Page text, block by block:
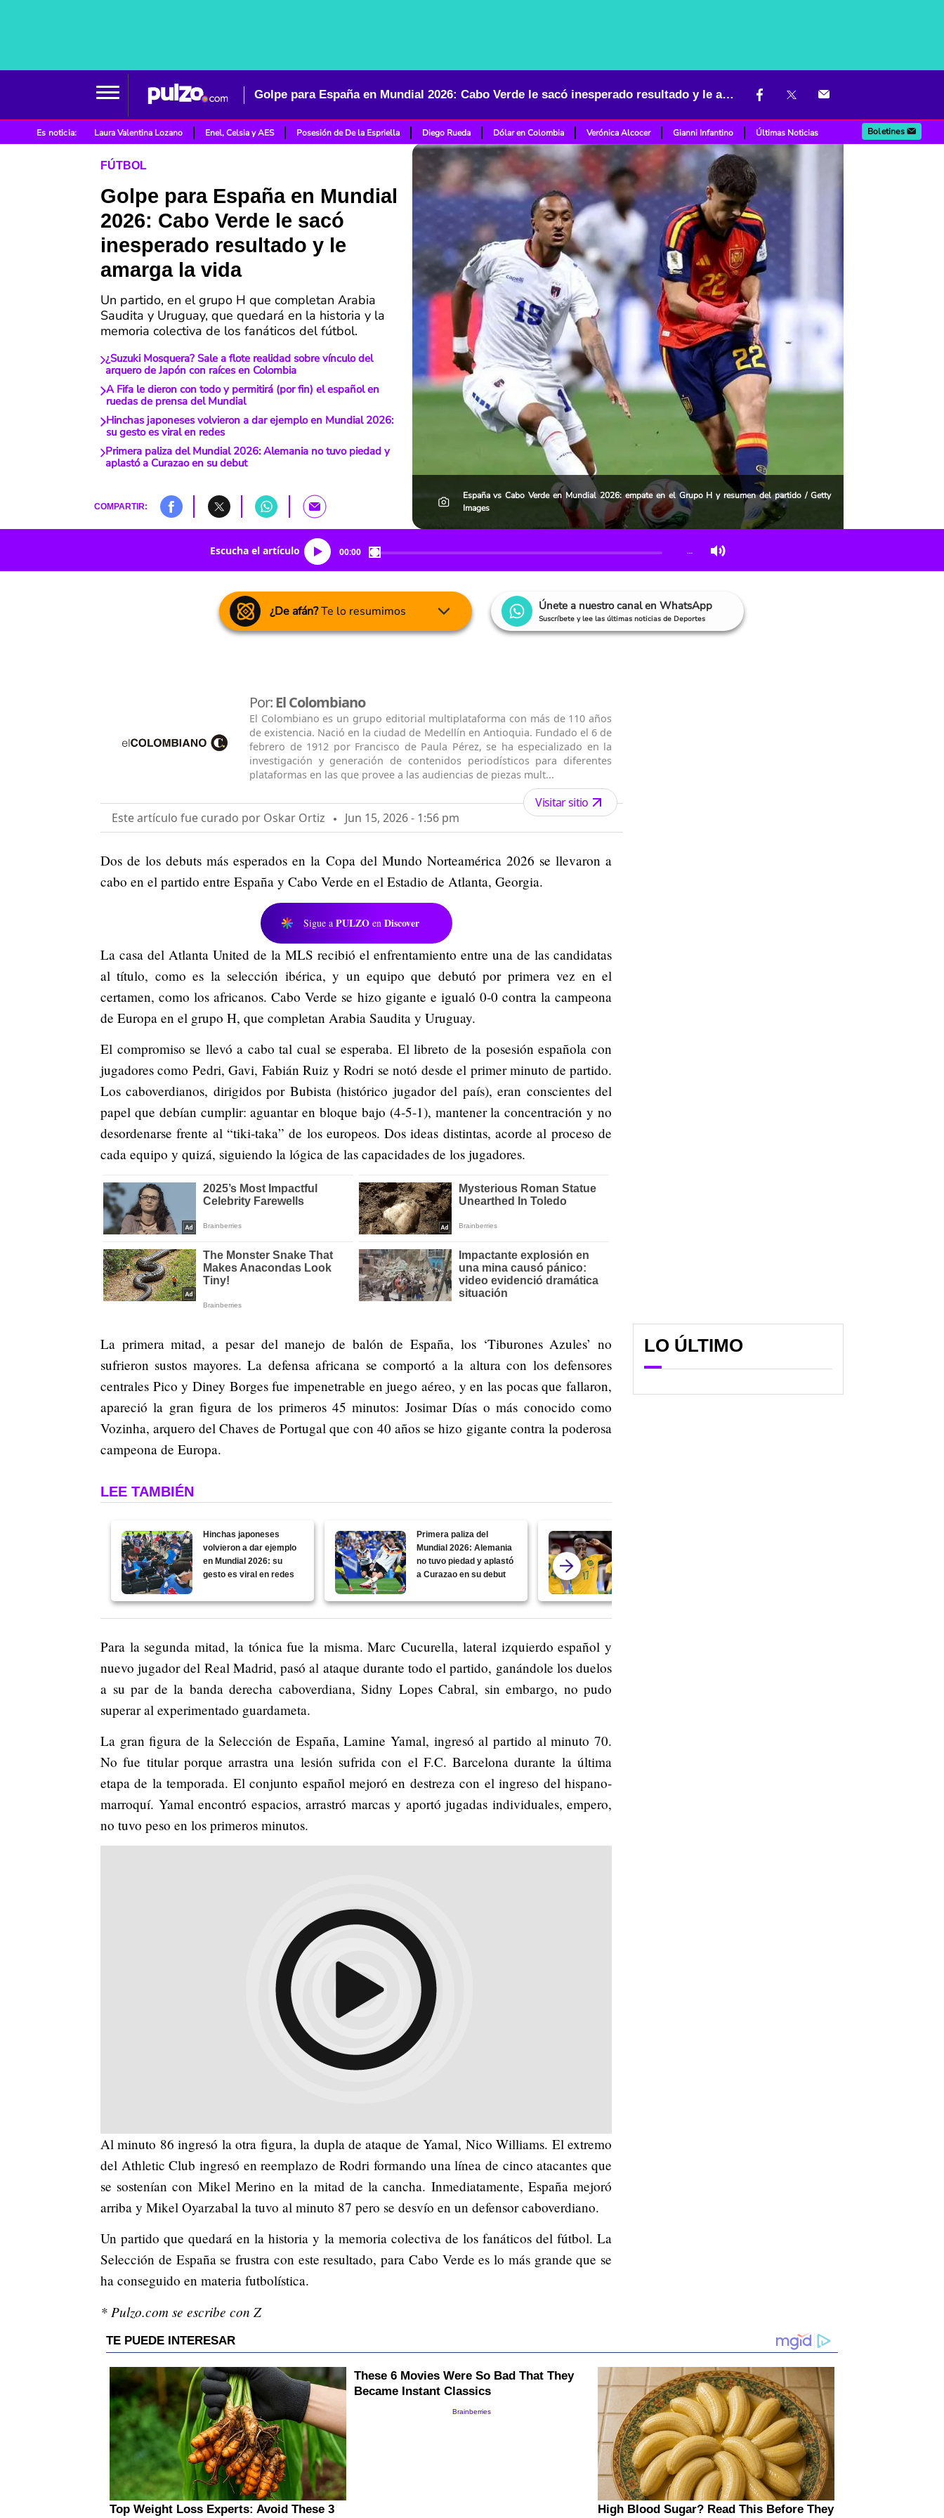
Golpe para España en Mundial 2026: Cabo Verde le sacó inesperado resultado y le amarga la vida
Es noticia: Laura Valentina Lozano Enel, Celsia y AES Posesión de De la Espriella Diego Rueda Dólar en Colombia Verónica Alcocer Gianni Infantino Últimas Noticias Boletines
FÚTBOL
Golpe para España en Mundial
2026: Cabo Verde le sacó
inesperado resultado y le
amarga la vida
Un partido, en el grupo H que completan Arabia
Saudita y Uruguay, que quedará en la historia y la
memoria colectiva de los fanáticos del fútbol.
¿Suzuki Mosquera? Sale a flote realidad sobre vínculo del
arquero de Japón con raíces en Colombia
A Fifa le dieron con todo y permitirá (por fin) el español en
ruedas de prensa del Mundial
Hinchas japoneses volvieron a dar ejemplo en Mundial 2026:
su gesto es viral en redes
Primera paliza del Mundial 2026: Alemania no tuvo piedad y
aplastó a Curazao en su debut
COMPARTIR:
España vs Cabo Verde en Mundial 2026: empate en el Grupo H y resumen del partido / Getty
Images
Escucha el artículo 00:00 …
¿De afán?Te lo resumimos Únete a nuestro canal en WhatsApp
Suscríbete y lee las últimas noticias de Deportes
Por:El Colombiano
El Colombiano es un grupo editorial multiplataforma con más de 110 años
de existencia. Nació en la ciudad de Medellín en Antioquia. Fundado el 6 de
febrero de 1912 por Francisco de Paula Pérez, se ha especializado en la
investigación y generación de contenidos periodísticos para diferentes
plataformas en las que provee a las audiencias de piezas mult...
Este artículo fue curado por Oskar Ortiz Jun 15, 2026 - 1:56 pm
Visitar sitio
Dos de los debuts más esperados en la Copa del Mundo Norteamérica 2026 se llevaron a
cabo en el partido entre España y Cabo Verde en el Estadio de Atlanta, Georgia.
Sigue a PULZO en Discover
La casa del Atlanta United de la MLS recibió el enfrentamiento entre una de las candidatas
al título, como es la selección ibérica, y un equipo que debutó por primera vez en el
certamen, como los africanos. Cabo Verde se hizo gigante e igualó 0-0 contra la campeona
de Europa en el grupo H, que completan Arabia Saudita y Uruguay.
El compromiso se llevó a cabo tal cual se esperaba. El libreto de la posesión española con
jugadores como Pedri, Gavi, Fabián Ruiz y Rodri se notó desde el primer minuto de partido.
Los caboverdianos, dirigidos por Bubista (histórico jugador del país), eran conscientes del
papel que debían cumplir: aguantar en bloque bajo (4-5-1), mantener la concentración y no
desordenarse frente al “tiki-taka” de los europeos. Dos ideas distintas, acorde al proceso de
cada equipo y quizá, siguiendo la lógica de las capacidades de los jugadores.
La primera mitad, a pesar del manejo de balón de España, los ‘Tiburones Azules’ no
sufrieron sustos mayores. La defensa africana se comportó a la altura con los defensores
centrales Pico y Diney Borges fue impenetrable en juego aéreo, y en las pocas que fallaron,
apareció la gran figura de los primeros 45 minutos: Josimar Días o más conocido como
Vozinha, arquero del Chaves de Portugal que con 40 años se hizo gigante contra la poderosa
campeona de Europa.
LEE TAMBIÉN
Hinchas japoneses
volvieron a dar ejemplo
en Mundial 2026: su
gesto es viral en redes
Primera paliza del
Mundial 2026: Alemania
no tuvo piedad y aplastó
a Curazao en su debut
Para la segunda mitad, la tónica fue la misma. Marc Cucurella, lateral izquierdo español y
nuevo jugador del Real Madrid, pasó al ataque durante todo el partido, ganándole los duelos
a su par de la banda derecha caboverdiana, Sidny Lopes Cabral, sin embargo, no pudo
superar al experimentado guardameta.
La gran figura de la Selección de España, Lamine Yamal, ingresó al partido al minuto 70.
No fue titular porque arrastra una lesión sufrida con el F.C. Barcelona durante la última
etapa de la temporada. El conjunto español mejoró en destreza con el ingreso del hispano-
marroquí. Yamal encontró espacios, arrastró marcas y aportó jugadas individuales, empero,
no tuvo peso en los primeros minutos.
Al minuto 86 ingresó la otra figura, la dupla de ataque de Yamal, Nico Williams. El extremo
del Athletic Club ingresó en reemplazo de Rodri formando una línea de cinco atacantes que
se sostenían con Mikel Merino en la mitad de la cancha. Inmediatamente, España mejoró
arriba y Mikel Oyarzabal la tuvo al minuto 87 pero se desvío en un defensor caboverdiano.
Un partido que quedará en la historia y la memoria colectiva de los fanáticos del fútbol. La
Selección de España se frustra con este resultado, para Cabo Verde es lo más grande que se
ha conseguido en materia futbolística.
* Pulzo.com se escribe con Z
LO ÚLTIMO